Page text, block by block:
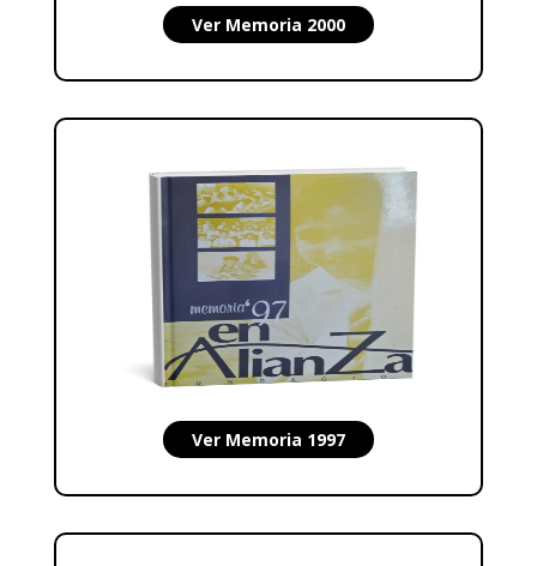
Ver Memoria 2000
Ver Memoria 1997